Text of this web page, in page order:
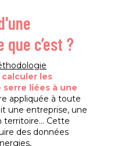
c’est ?
calculer les
liées à une
appliquée à toute
une entreprise, une
territoire… Cette
des données